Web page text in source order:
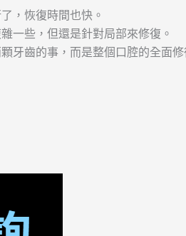
，恢復時間也快。
一些，但還是針對局部來修復。
牙齒的事，而是整個口腔的全面